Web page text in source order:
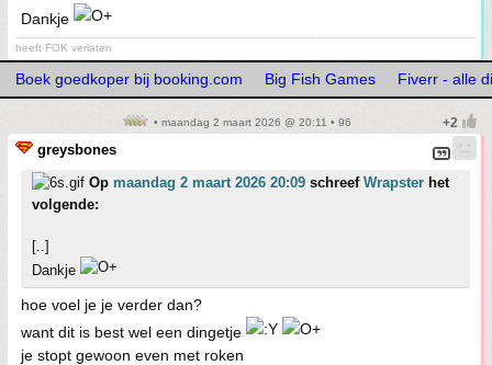
Dankje
heeft FOK verlaten
Boek goedkoper bij booking.com Big Fish Games Fiverr - alle
• maandag 2 maart 2026 @ 20:11 • 96
greysbones
Op maandag 2 maart 2026 20:09 schreef Wrapster het
volgende:
[..]
Dankje
hoe voel je je verder dan?
want dit is best wel een dingetje
je stopt gewoon even met roken